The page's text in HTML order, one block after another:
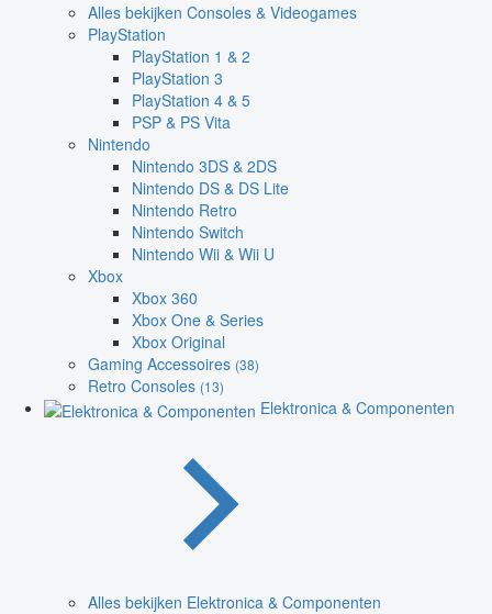
Alles bekijken Consoles & Videogames
PlayStation
PlayStation 1 & 2
PlayStation 3
PlayStation 4 & 5
PSP & PS Vita
Nintendo
Nintendo 3DS & 2DS
Nintendo DS & DS Lite
Nintendo Retro
Nintendo Switch
Nintendo Wii & Wii U
Xbox
Xbox 360
Xbox One & Series
Xbox Original
Gaming Accessoires (38)
Retro Consoles (13)
Elektronica & Componenten
Alles bekijken Elektronica & Componenten